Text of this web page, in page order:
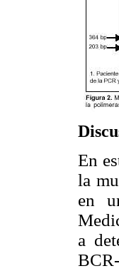
En
la
en
a